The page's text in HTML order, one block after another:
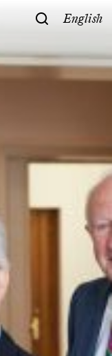
English